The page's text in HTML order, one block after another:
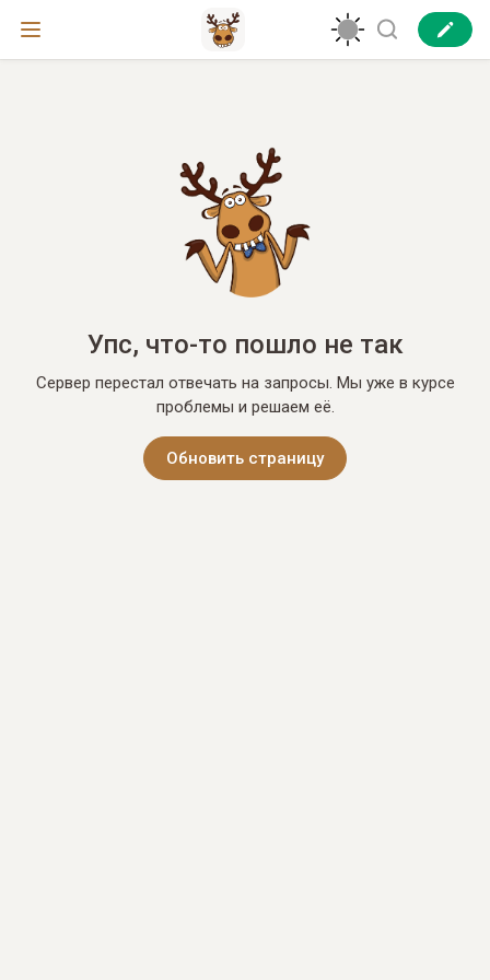
Упс, что-то пошло не так
Сервер перестал отвечать на запросы. Мы уже в курсе
проблемы и решаем её.
Обновить страницу